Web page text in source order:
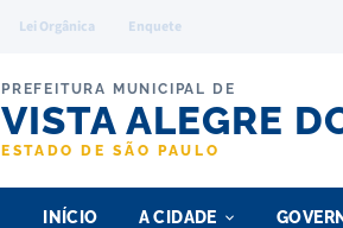
Lei Orgânica Enquete
PREFEITURA MUNICIPAL DE
VISTA ALEGRE
ESTADO DE SÃO PAULO
INÍCIO A CIDADE